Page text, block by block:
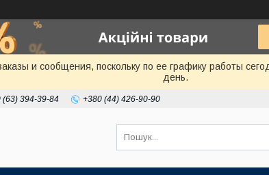
и сообщения, поскольку по ее графику работы
день.
(63) 394-39-84 +380 (44) 426-90-90